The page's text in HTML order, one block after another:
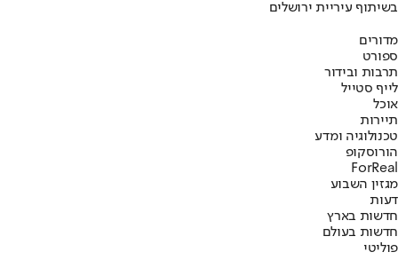
בשיתוף עיריית ירושלים
מדורים
ספורט
תרבות ובידור
לייף סטייל
אוכל
תיירות
טכנולוגיה ומדע
הורוסקופ
ForReal
מגזין השבוע
דעות
חדשות בארץ
חדשות בעולם
פוליטי